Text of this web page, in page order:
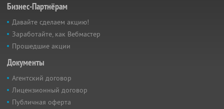
Бизнес-Партнёрам
Давайте сделаем акцию!
Заработайте, как Вебмастер
Прошедшие акции
Документы
Агентский договор
Лицензионный договор
Публичная оферта